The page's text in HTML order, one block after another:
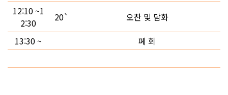
12:10 ~1
2:30
20`
오찬 및 담화
13:30 ~
폐 회